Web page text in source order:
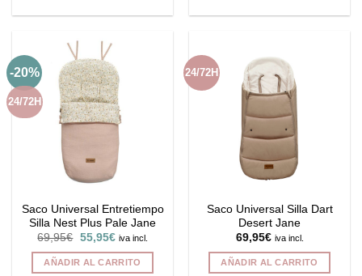
múltiples
variantes.
Las
opciones
pueden
elegir
en
página
de
producto
-20%
24/72H
Saco Universal Entretiempo
Silla Nest Plus Pale Jane
69,95€ El
original
era:
55,95€El
actual
es:
iva incl.
AÑADIR AL CARRITO
24/72H
Saco Universal Silla Dart
Desert Jane
69,95€ iva incl.
AÑADIR AL CARRITO